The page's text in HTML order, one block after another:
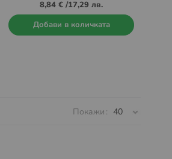
8,84 € /17,29 лв.
Добави в количката
Покажи